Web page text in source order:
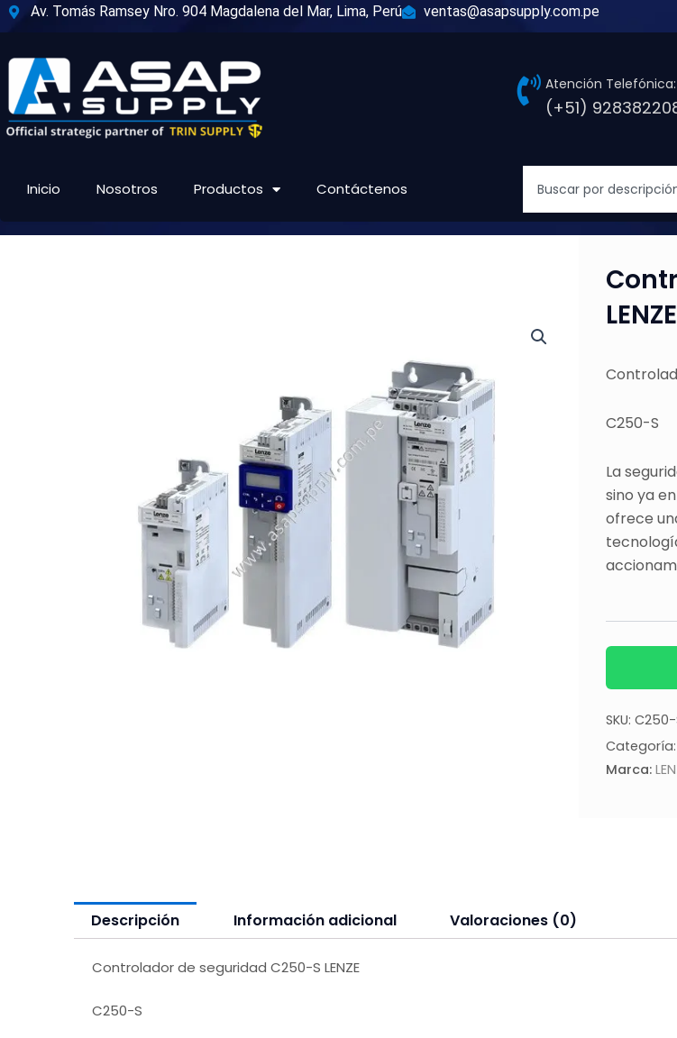
al
contenido
Av. Tomás Ramsey Nro. 904 Magdalena del Mar, Lima, Perú ventas@asapsupply.com.pe
Atención Telefónica:
(+51)
Inicio Nosotros Productos Contáctenos
LENZE
C250-S
La
sino ya
ofrece
SKU: C250-
Categoría:
Marca:
Descripción Información adicional Valoraciones (0)
Controlador de seguridad C250-S LENZE
C250-S